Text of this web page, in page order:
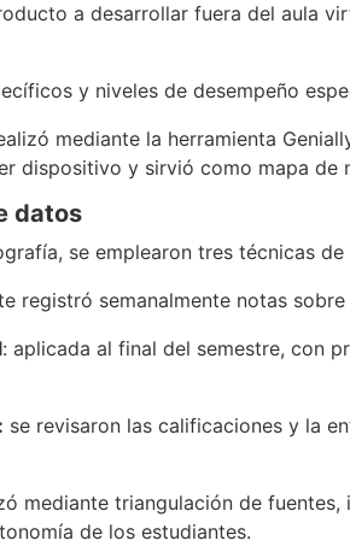
a desarrollar fuera del aula
y niveles de desempeño
mediante la herramienta
dispositivo y sirvió como mapa
datos
se emplearon tres técnicas
registró semanalmente notas
: aplicada al final del semestre, con
se revisaron las calificaciones y la
mediante triangulación de
de los estudiantes.